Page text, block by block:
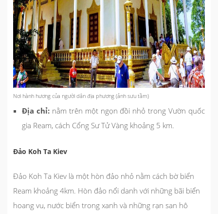
Nơi hành hương của người dân địa phương (ảnh sưu tầm)
Địa chỉ: nằm trên một ngọn đồi nhỏ trong Vườn quốc
gia Ream, cách Cổng Sư Tử Vàng khoảng 5 km.
Đảo Koh Ta Kiev
Đảo Koh Ta Kiev là một hòn đảo nhỏ nằm cách bờ biển
Ream khoảng 4km. Hòn đảo nổi danh với những bãi biển
hoang vu, nước biển trong xanh và những rạn san hô